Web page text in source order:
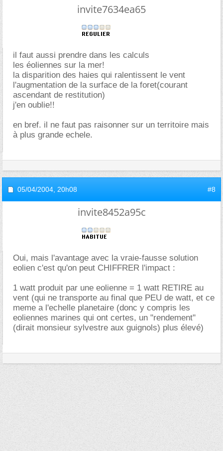
invite7634ea65
il faut aussi prendre dans les calculs
les éoliennes sur la mer!
la disparition des haies qui ralentissent le vent
l'augmentation de la surface de la foret(courant
ascendant de restitution)
j'en oublie!!
en bref. il ne faut pas raisonner sur un territoire mais
à plus grande echele.
05/04/2004, 20h08 #8
invite8452a95c
Oui, mais l'avantage avec la vraie-fausse solution
eolien c'est qu'on peut CHIFFRER l'impact :
1 watt produit par une eolienne = 1 watt RETIRE au
vent (qui ne transporte au final que PEU de watt, et ce
meme a l'echelle planetaire (donc y compris les
eoliennes marines qui ont certes, un "rendement"
(dirait monsieur sylvestre aux guignols) plus élevé)